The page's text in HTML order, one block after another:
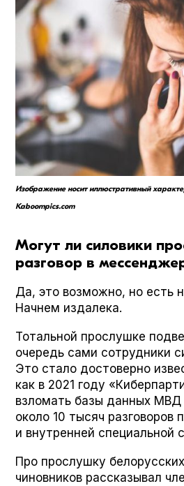
Изображение носит иллюстративный
Kaboompics.com
Могут ли силовики
разговор в
Да, это возможно, но есть
Начнем издалека.
Тотальной прослушке
очередь сами сотрудники
Это стало достоверно
как в 2021 году
взломать базы данных МВД
около 10 тысяч разговоров
и внутренней специальной
Про прослушку белорусских
чиновников рассказывал